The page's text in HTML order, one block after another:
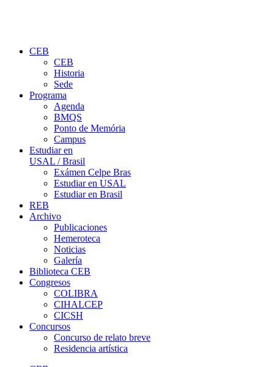
CEB
CEB
Historia
Sede
Programa
Agenda
BMQS
Ponto de Memória
Campus
Estudiar en
USAL / Brasil
Exámen Celpe Bras
Estudiar en USAL
Estudiar en Brasil
REB
Archivo
Publicaciones
Hemeroteca
Noticias
Galería
Biblioteca CEB
Congresos
COLIBRA
CIHALCEP
CICSH
Concursos
Concurso de relato breve
Residencia artística